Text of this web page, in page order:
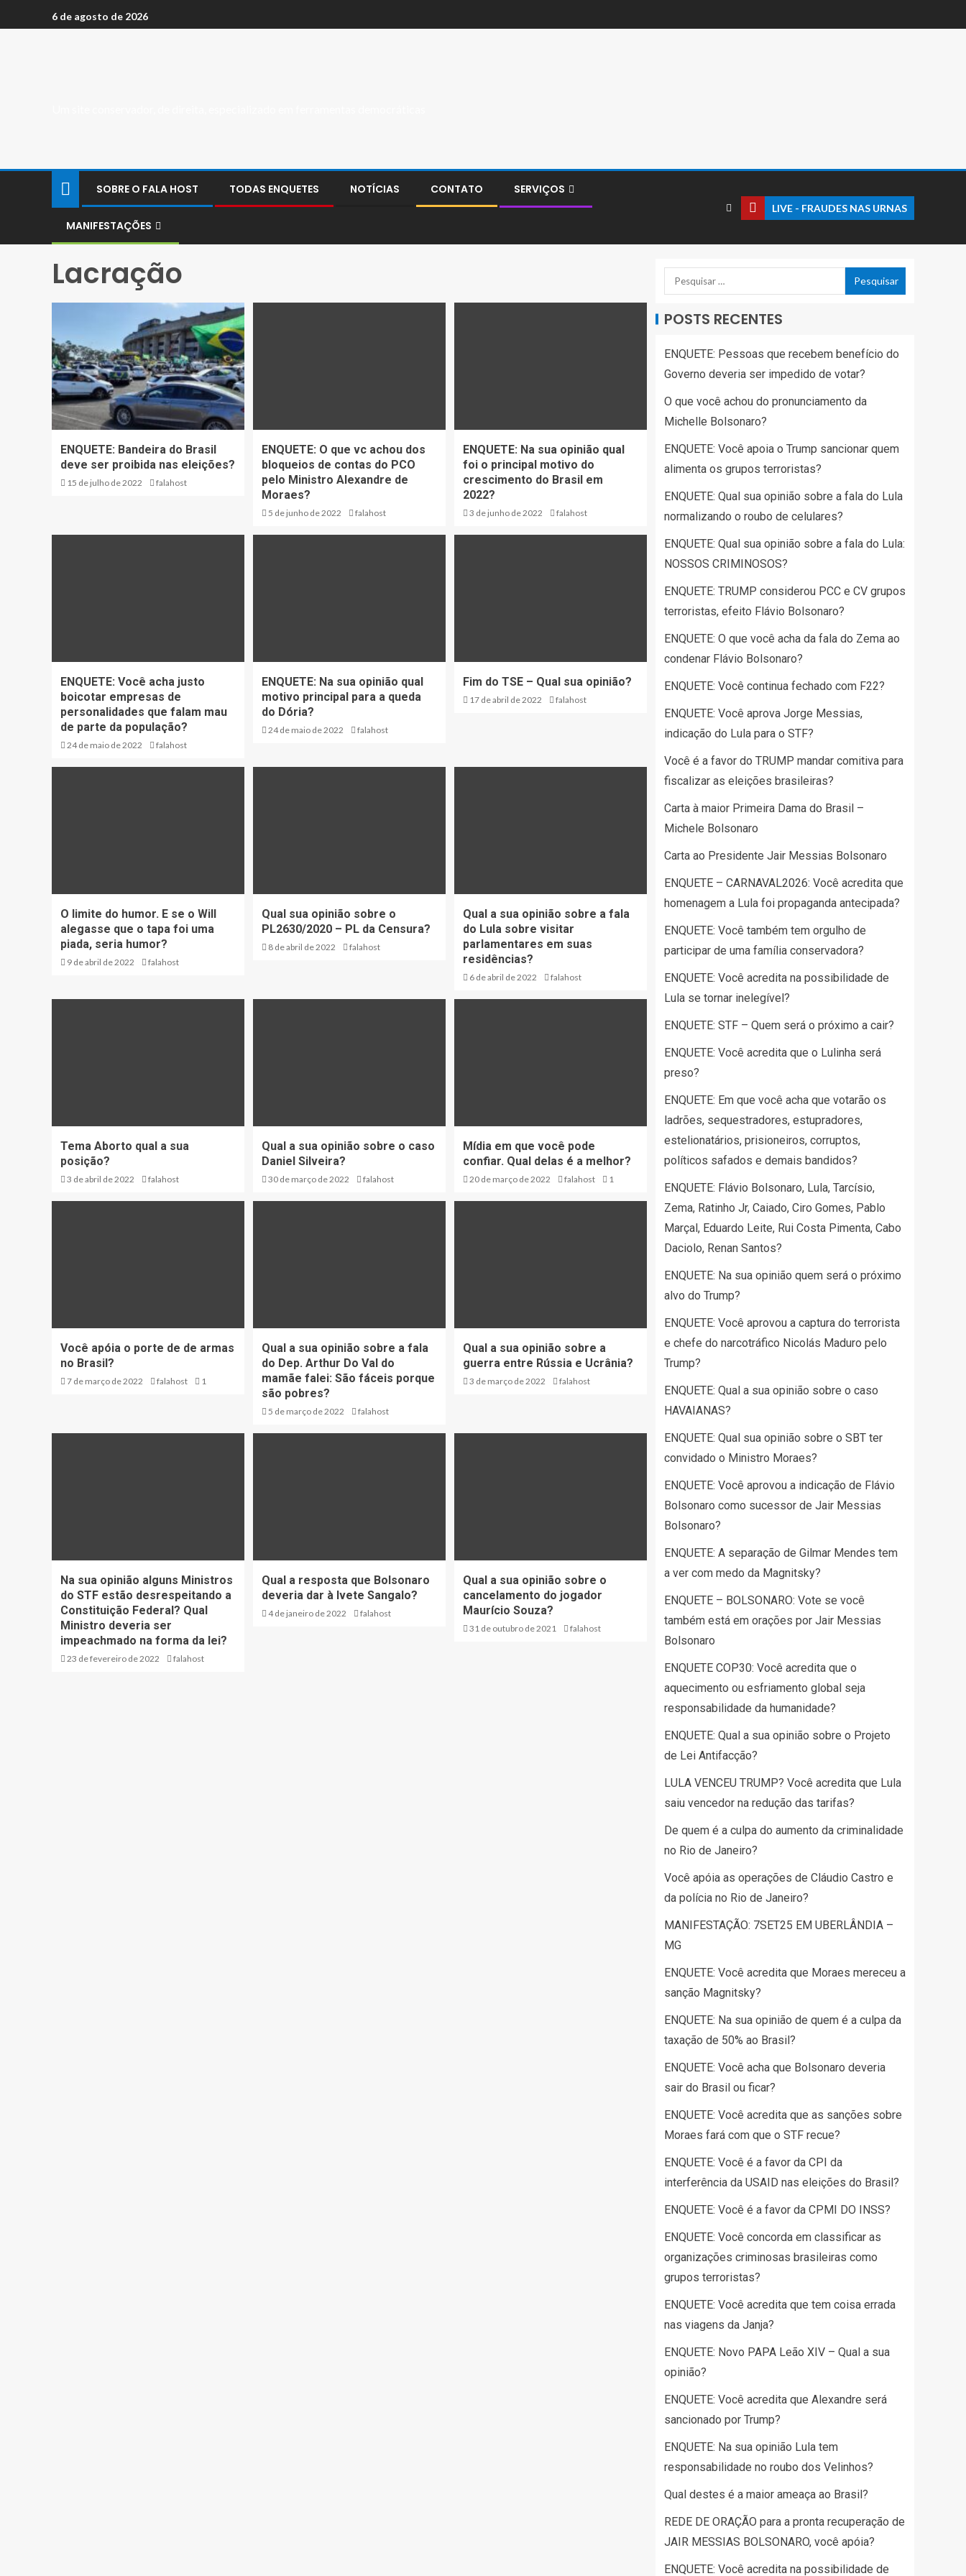
6 de agosto de 2026
SOBRE O FALA HOST TODAS ENQUETES NOTÍCIAS CONTATO SERVIÇOS
MANIFESTAÇÕES
LIVE - FRAUDES NAS URNAS
Lacração
ENQUETE: Bandeira do Brasil
deve ser proibida nas eleições?
15 de julho de 2022 falahost
ENQUETE: O que vc achou dos
bloqueios de contas do PCO
pelo Ministro Alexandre de
Moraes?
5 de junho de 2022 falahost
ENQUETE: Na sua opinião qual
foi o principal motivo do
crescimento do Brasil em
2022?
3 de junho de 2022 falahost
ENQUETE: Você acha justo
boicotar empresas de
personalidades que falam mau
de parte da população?
24 de maio de 2022 falahost
ENQUETE: Na sua opinião qual
motivo principal para a queda
do Dória?
24 de maio de 2022 falahost
Fim do TSE – Qual sua opinião?
17 de abril de 2022 falahost
O limite do humor. E se o Will
alegasse que o tapa foi uma
piada, seria humor?
9 de abril de 2022 falahost
Qual sua opinião sobre o
PL2630/2020 – PL da Censura?
8 de abril de 2022 falahost
Qual a sua opinião sobre a fala
do Lula sobre visitar
parlamentares em suas
residências?
6 de abril de 2022 falahost
Tema Aborto qual a sua
posição?
3 de abril de 2022 falahost
Qual a sua opinião sobre o caso
Daniel Silveira?
30 de março de 2022 falahost
Mídia em que você pode
confiar. Qual delas é a melhor?
20 de março de 2022 falahost 1
Você apóia o porte de de armas
no Brasil?
7 de março de 2022 falahost 1
Qual a sua opinião sobre a fala
do Dep. Arthur Do Val do
mamãe falei: São fáceis porque
são pobres?
5 de março de 2022 falahost
Qual a sua opinião sobre a
guerra entre Rússia e Ucrânia?
3 de março de 2022 falahost
Na sua opinião alguns Ministros
do STF estão desrespeitando a
Constituição Federal? Qual
Ministro deveria ser
impeachmado na forma da lei?
23 de fevereiro de 2022 falahost
Qual a resposta que Bolsonaro
deveria dar à Ivete Sangalo?
4 de janeiro de 2022 falahost
Qual a sua opinião sobre o
cancelamento do jogador
Maurício Souza?
31 de outubro de 2021 falahost
POSTS RECENTES
ENQUETE: Pessoas que recebem benefício do
Governo deveria ser impedido de votar?
O que você achou do pronunciamento da
Michelle Bolsonaro?
ENQUETE: Você apoia o Trump sancionar quem
alimenta os grupos terroristas?
ENQUETE: Qual sua opinião sobre a fala do Lula
normalizando o roubo de celulares?
ENQUETE: Qual sua opinião sobre a fala do Lula:
NOSSOS CRIMINOSOS?
ENQUETE: TRUMP considerou PCC e CV grupos
terroristas, efeito Flávio Bolsonaro?
ENQUETE: O que você acha da fala do Zema ao
condenar Flávio Bolsonaro?
ENQUETE: Você continua fechado com F22?
ENQUETE: Você aprova Jorge Messias,
indicação do Lula para o STF?
Você é a favor do TRUMP mandar comitiva para
fiscalizar as eleições brasileiras?
Carta à maior Primeira Dama do Brasil –
Michele Bolsonaro
Carta ao Presidente Jair Messias Bolsonaro
ENQUETE – CARNAVAL2026: Você acredita que
homenagem a Lula foi propaganda antecipada?
ENQUETE: Você também tem orgulho de
participar de uma família conservadora?
ENQUETE: Você acredita na possibilidade de
Lula se tornar inelegível?
ENQUETE: STF – Quem será o próximo a cair?
ENQUETE: Você acredita que o Lulinha será
preso?
ENQUETE: Em que você acha que votarão os
ladrões, sequestradores, estupradores,
estelionatários, prisioneiros, corruptos,
políticos safados e demais bandidos?
ENQUETE: Flávio Bolsonaro, Lula, Tarcísio,
Zema, Ratinho Jr, Caiado, Ciro Gomes, Pablo
Marçal, Eduardo Leite, Rui Costa Pimenta, Cabo
Daciolo, Renan Santos?
ENQUETE: Na sua opinião quem será o próximo
alvo do Trump?
ENQUETE: Você aprovou a captura do terrorista
e chefe do narcotráfico Nicolás Maduro pelo
Trump?
ENQUETE: Qual a sua opinião sobre o caso
HAVAIANAS?
ENQUETE: Qual sua opinião sobre o SBT ter
convidado o Ministro Moraes?
ENQUETE: Você aprovou a indicação de Flávio
Bolsonaro como sucessor de Jair Messias
Bolsonaro?
ENQUETE: A separação de Gilmar Mendes tem
a ver com medo da Magnitsky?
ENQUETE – BOLSONARO: Vote se você
também está em orações por Jair Messias
Bolsonaro
ENQUETE COP30: Você acredita que o
aquecimento ou esfriamento global seja
responsabilidade da humanidade?
ENQUETE: Qual a sua opinião sobre o Projeto
de Lei Antifacção?
LULA VENCEU TRUMP? Você acredita que Lula
saiu vencedor na redução das tarifas?
De quem é a culpa do aumento da criminalidade
no Rio de Janeiro?
Você apóia as operações de Cláudio Castro e
da polícia no Rio de Janeiro?
MANIFESTAÇÃO: 7SET25 EM UBERLÂNDIA –
MG
ENQUETE: Você acredita que Moraes mereceu a
sanção Magnitsky?
ENQUETE: Na sua opinião de quem é a culpa da
taxação de 50% ao Brasil?
ENQUETE: Você acha que Bolsonaro deveria
sair do Brasil ou ficar?
ENQUETE: Você acredita que as sanções sobre
Moraes fará com que o STF recue?
ENQUETE: Você é a favor da CPI da
interferência da USAID nas eleições do Brasil?
ENQUETE: Você é a favor da CPMI DO INSS?
ENQUETE: Você concorda em classificar as
organizações criminosas brasileiras como
grupos terroristas?
ENQUETE: Você acredita que tem coisa errada
nas viagens da Janja?
ENQUETE: Novo PAPA Leão XIV – Qual a sua
opinião?
ENQUETE: Você acredita que Alexandre será
sancionado por Trump?
ENQUETE: Na sua opinião Lula tem
responsabilidade no roubo dos Velinhos?
Qual destes é a maior ameaça ao Brasil?
REDE DE ORAÇÃO para a pronta recuperação de
JAIR MESSIAS BOLSONARO, você apóia?
ENQUETE: Você acredita na possibilidade de